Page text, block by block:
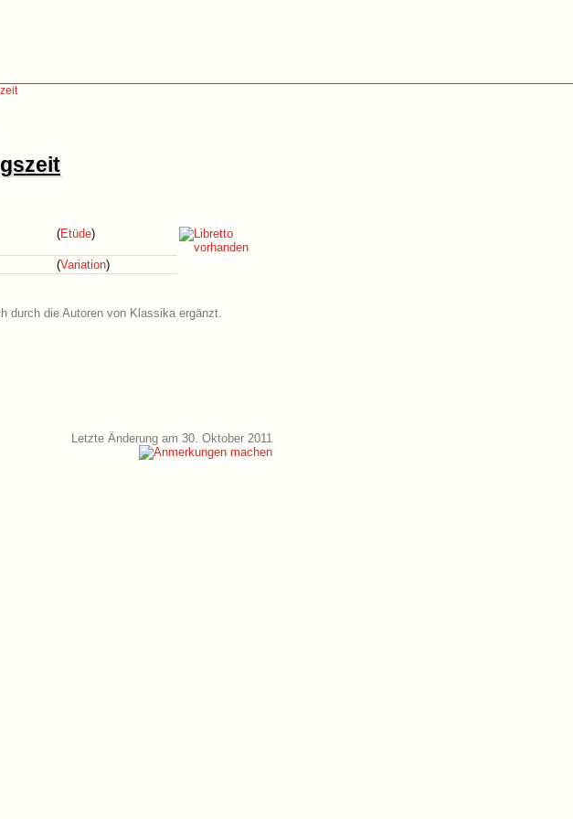
(Etüde)
(Variation)
durch die Autoren von Klassika ergänzt.
Letzte Änderung am 30. Oktober 2011